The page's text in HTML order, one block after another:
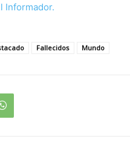
Informador.
Fallecidos Mundo